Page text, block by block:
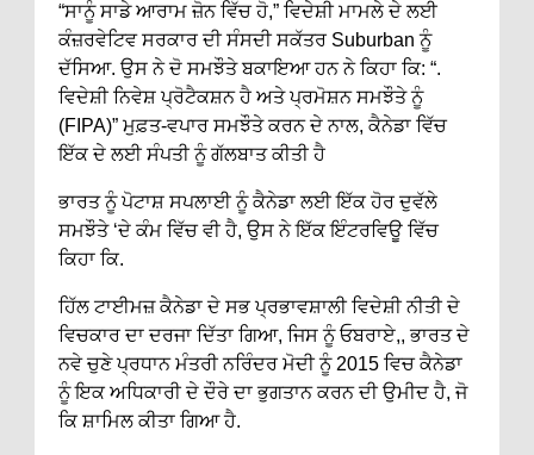
“ਸਾਨੂੰ ਸਾਡੇ ਆਰਾਮ ਜ਼ੋਨ ਵਿੱਚ ਹੋ,” ਵਿਦੇਸ਼ੀ ਮਾਮਲੇ ਦੇ ਲਈ
ਕੰਜ਼ਰਵੇਟਿਵ ਸਰਕਾਰ ਦੀ ਸੰਸਦੀ ਸਕੱਤਰ Suburban ਨੂੰ
ਦੱਸਿਆ. ਉਸ ਨੇ ਦੋ ਸਮਝੌਤੇ ਬਕਾਇਆ ਹਨ ਨੇ ਕਿਹਾ ਕਿ: “.
ਵਿਦੇਸ਼ੀ ਨਿਵੇਸ਼ ਪ੍ਰੋਟੈਕਸ਼ਨ ਹੈ ਅਤੇ ਪ੍ਰਮੋਸ਼ਨ ਸਮਝੌਤੇ ਨੂੰ
(FIPA)” ਮੁਫ਼ਤ-ਵਪਾਰ ਸਮਝੌਤੇ ਕਰਨ ਦੇ ਨਾਲ, ਕੈਨੇਡਾ ਵਿੱਚ
ਇੱਕ ਦੇ ਲਈ ਸੰਪਤੀ ਨੂੰ ਗੱਲਬਾਤ ਕੀਤੀ ਹੈ
ਭਾਰਤ ਨੂੰ ਪੋਟਾਸ਼ ਸਪਲਾਈ ਨੂੰ ਕੈਨੇਡਾ ਲਈ ਇੱਕ ਹੋਰ ਦੁਵੱਲੇ
ਸਮਝੌਤੇ ‘ਦੇ ਕੰਮ ਵਿੱਚ ਵੀ ਹੈ, ਉਸ ਨੇ ਇੱਕ ਇੰਟਰਵਿਊ ਵਿੱਚ
ਕਿਹਾ ਕਿ.
ਹਿੱਲ ਟਾਈਮਜ਼ ਕੈਨੇਡਾ ਦੇ ਸਭ ਪ੍ਰਭਾਵਸ਼ਾਲੀ ਵਿਦੇਸ਼ੀ ਨੀਤੀ ਦੇ
ਵਿਚਕਾਰ ਦਾ ਦਰਜਾ ਦਿੱਤਾ ਗਿਆ, ਜਿਸ ਨੂੰ ਓਬਰਾਏ,, ਭਾਰਤ ਦੇ
ਨਵੇ ਚੁਣੇ ਪ੍ਰਧਾਨ ਮੰਤਰੀ ਨਰਿੰਦਰ ਮੋਦੀ ਨੂੰ 2015 ਵਿਚ ਕੈਨੇਡਾ
ਨੂੰ ਇਕ ਅਧਿਕਾਰੀ ਦੇ ਦੌਰੇ ਦਾ ਭੁਗਤਾਨ ਕਰਨ ਦੀ ਉਮੀਦ ਹੈ, ਜੋ
ਕਿ ਸ਼ਾਮਿਲ ਕੀਤਾ ਗਿਆ ਹੈ.